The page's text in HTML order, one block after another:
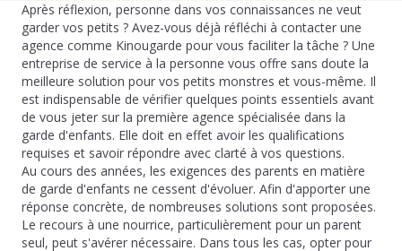
Après réflexion, personne dans vos connaissances ne veut
garder vos petits ? Avez-vous déjà réfléchi à contacter une
agence comme Kinougarde pour vous faciliter la tâche ? Une
entreprise de service à la personne vous offre sans doute la
meilleure solution pour vos petits monstres et vous-même. Il
est indispensable de vérifier quelques points essentiels avant
de vous jeter sur la première agence spécialisée dans la
garde d'enfants. Elle doit en effet avoir les qualifications
requises et savoir répondre avec clarté à vos questions.
Au cours des années, les exigences des parents en matière
de garde d'enfants ne cessent d'évoluer. Afin d'apporter une
réponse concrète, de nombreuses solutions sont proposées.
Le recours à une nourrice, particulièrement pour un parent
seul, peut s'avérer nécessaire. Dans tous les cas, opter pour